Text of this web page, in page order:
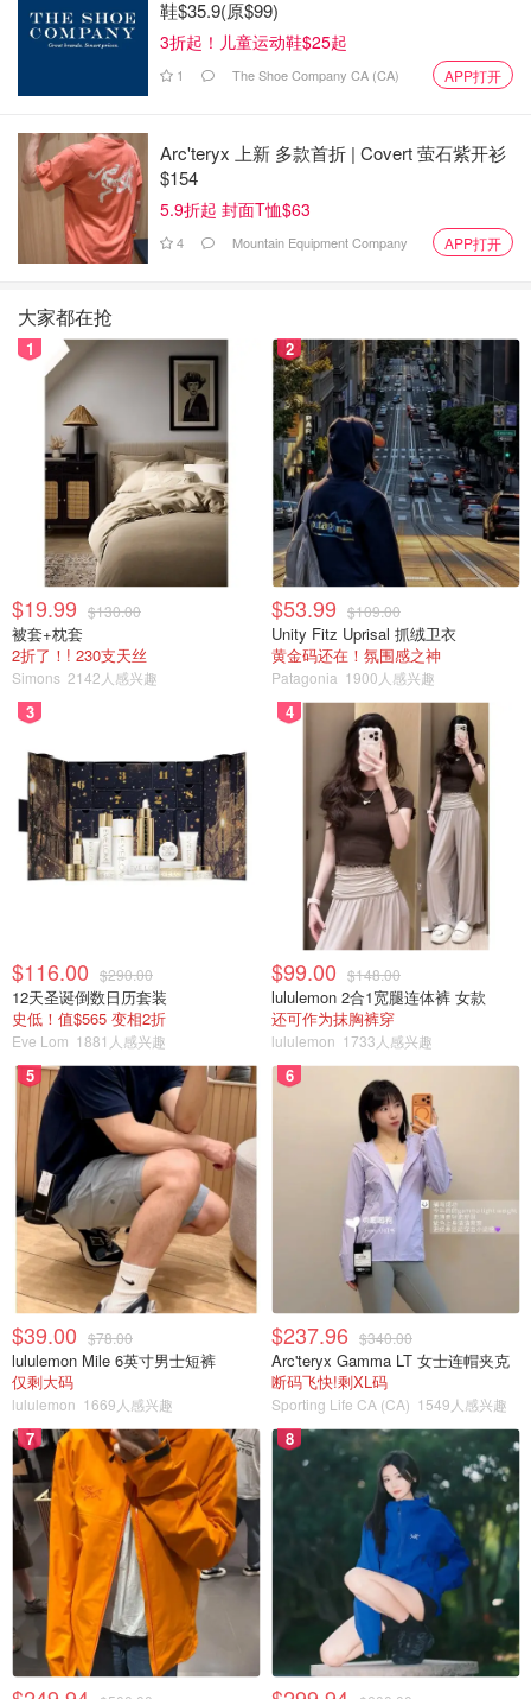
一家三口 VS 退休老夫妇
R.夫人和她的丈夫决定帮助他们的儿子和新生的孙子在自己
的家里安顿下来，他们在离开35年后回到安大略省的Sault
Ste. Marie。
他们的梦想是为儿子买一个小型的入门级住宅，可以翻新，
然后出售，以资助他们的海滨房地产梦想。
然后，一个愿景出现了：他们找到了一处海滨房产！这就是
他们的梦想！
因为祖父退休了（仍有一些储蓄和少量养老金），他们用了
抵押贷款，以资助购买他们的梦想，滨海房屋。
然后恶梦来了...
2021年11月14日，祖父母遇到了 "邦妮和克莱
德"（B&C）。在刊登了几份承包商装修的广告后，祖父母
决定由B&C来做小型装修。
在接下来的一个月里，祖父母收到了预付款的要求，以及关
于迟到、工作延误和类似借口的宽限。因为他们已经支付了
超过5000元的劳动力、材料、橱柜、台面和电器。所以他
们默认了。
随着另一个COVID圣诞节的临近，出现了更多的延误。然
后......口若悬河的骗局开始了。
B&C带着他们8岁的孩子来到祖父母家，那里正在进行一些
干墙工程。
这对心软的祖父母被告知，B&C正面临着从另一个据说有
霉菌的、墙体歪斜的、天花板塌陷的房子里驱逐出来。
祖父母提供了一个解决方案。
为什么不让B&C 还有他们可怜的小男孩与祖父母合住，在
他们的城市住宅中，支付较低的租金，并允许他们在装修劳
动中支付租金的余额？
因为信任，祖父母没有背景调查、信用调查、保证金和书面
的共同住宿协议，单纯相信B&C只是遇到了困难。
然而，B&C在2月1日并没有支付任何租金。
2月15日，他们支付了300元，他们理应在3月之前支付所有
欠款。
鞋$35.9(原$99)
3折起！儿童运动鞋$25起
1 The Shoe Company CA (CA) APP打开
Arc'teryx 上新 多款首折 | Covert 萤石紫开衫
$154
5.9折起 封面T恤$63
4 Mountain Equipment Company APP打开
大家都在抢
1
$19.99 $130.00
被套+枕套
2折了！! 230支天丝
Simons 2142人感兴趣
2
$53.99 $109.00
Unity Fitz Uprisal 抓绒卫衣
黄金码还在！氛围感之神
Patagonia 1900人感兴趣
3
$116.00 $290.00
12天圣诞倒数日历套装
史低！值$565 变相2折
Eve Lom 1881人感兴趣
4
$99.00 $148.00
lululemon 2合1宽腿连体裤 女款
还可作为抹胸裤穿
lululemon 1733人感兴趣
5
$39.00 $78.00
lululemon Mile 6英寸男士短裤
仅剩大码
lululemon 1669人感兴趣
6
$237.96 $340.00
Arc'teryx Gamma LT 女士连帽夹克
断码飞快!剩XL码
Sporting Life CA (CA) 1549人感兴趣
7 8